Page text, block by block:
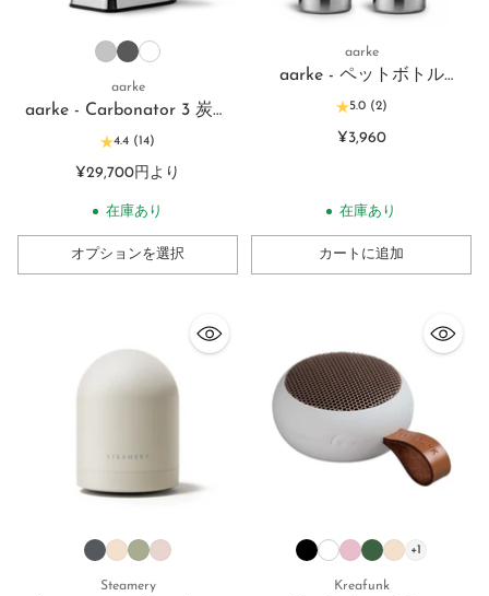
aarke
aarke - Carbonator 3 炭酸
水メーカー
4.4 (14)
¥29,700円より
在庫あり
オプションを選択
aarke
aarke - ペットボトル
(800ml) - 2本セット -
Carbonator 3 専用
5.0 (2)
¥3,960
在庫あり
カートに追加
Steamery
+1
Kreafunk